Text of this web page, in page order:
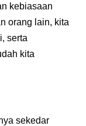
kebiasaan
orang lain, kita
serta
kita
sekedar